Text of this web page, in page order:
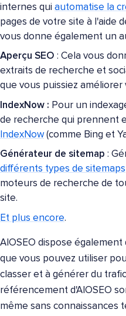
internes qui automatise la
pages de votre site à l'aide
vous donne également un
Aperçu SEO : Cela vous
extraits de recherche et
que vous puissiez
IndexNow : Pour un
de recherche qui prennent
IndexNow(comme Bing et
Générateur de sitemap :
différents types de sitemaps
moteurs de recherche de
site.
Et plus encore.
AIOSEO dispose
que vous pouvez utiliser
classer et à générer du
référencement d'AIOSEO
même sans connaissances